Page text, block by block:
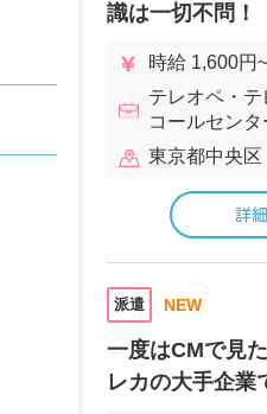
識は一切不問！
時給 1,600円
テレオペ・テ
コールセンタ
東京都中央区
詳
派遣 NEW
一度はCMで見
レカの大手企業